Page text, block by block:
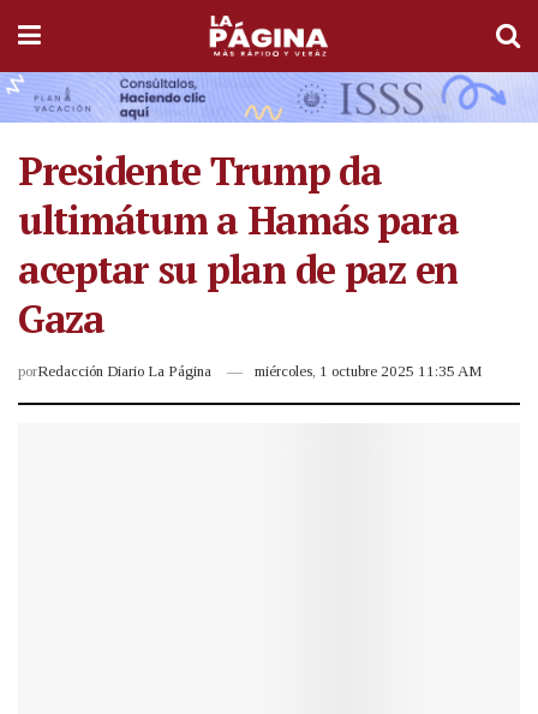
Presidente Trump da
ultimátum a Hamás para
aceptar su plan de paz en
Gaza
porRedacción Diario La Página miércoles, 1 octubre 2025 11:35 AM